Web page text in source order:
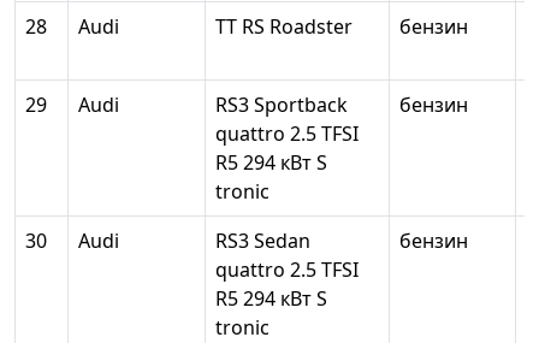
28 Audi TT RS Roadster бензин
29 Audi
RS3 Sportback
quattro 2.5 TFSI
R5 294 кВт S
tronic
бензин
30 Audi
RS3 Sedan
quattro 2.5 TFSI
R5 294 кВт S
tronic
бензин